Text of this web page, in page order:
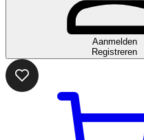
Aanmelden
Registreren